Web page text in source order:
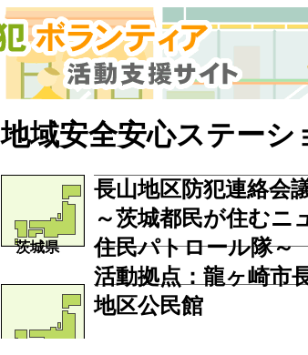
地域安全安心ステーシ
茨城県
長山地区防犯連絡会
～茨城都民が住むニ
住民パトロール隊～
活動拠点 ：龍ヶ崎市
地区公民館